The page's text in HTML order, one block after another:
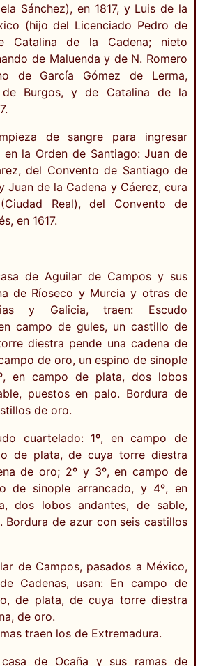
Sánchez), en 1817, y Luis de la
(hijo del Licenciado Pedro de
Catalina de la Cadena; nieto
de Maluenda y de N. Romero
de García Gómez de Lerma,
Burgos, y de Catalina de la
de sangre para ingresar
la Orden de Santiago: Juan de
del Convento de Santiago de
Juan de la Cadena y Cáerez, cura
Real), del Convento de
en 1617.
de Aguilar de Campos y sus
de Ríoseco y Murcia y otras de
y Galicia, traen: Escudo
campo de gules, un castillo de
diestra pende una cadena de
de oro, un espino de sinople
en campo de plata, dos lobos
puestos en palo. Bordura de
de oro.
cuartelado: 1º, en campo de
de plata, de cuya torre diestra
de oro; 2º y 3º, en campo de
de sinople arrancado, y 4º, en
dos lobos andantes, de sable,
Bordura de azur con seis castillos
de Campos, pasados a México,
Cadenas, usan: En campo de
de plata, de cuya torre diestra
de oro.
traen los de Extremadura.
de Ocaña y sus ramas de